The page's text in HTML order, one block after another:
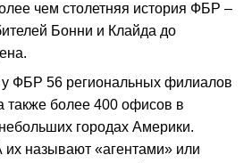
чем столетняя история ФБР –
Бонни и Клайда до
ФБР 56 региональных филиалов
также более 400 офисов в
городах Америки.
называют «агентами» или